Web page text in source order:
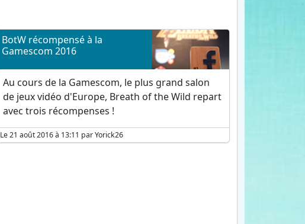
BotW récompensé à la
Gamescom 2016
Au cours de la Gamescom, le plus grand salon
de jeux vidéo d'Europe, Breath of the Wild repart
avec trois récompenses !
Le 21 août 2016 à 13:11 par Yorick26